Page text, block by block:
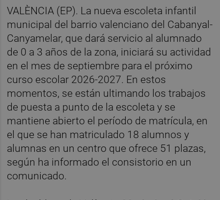
VALÈNCIA (EP). La nueva escoleta infantil
municipal del barrio valenciano del Cabanyal-
Canyamelar, que dará servicio al alumnado
de 0 a 3 años de la zona, iniciará su actividad
en el mes de septiembre para el próximo
curso escolar 2026-2027. En estos
momentos, se están ultimando los trabajos
de puesta a punto de la escoleta y se
mantiene abierto el período de matrícula, en
el que se han matriculado 18 alumnos y
alumnas en un centro que ofrece 51 plazas,
según ha informado el consistorio en un
comunicado.